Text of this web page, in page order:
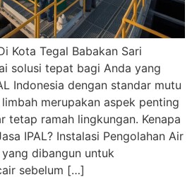
Kota Tegal Babakan Sari
solusi tepat bagi Anda yang
Indonesia dengan standar mutu
merupakan aspek penting
tetap ramah lingkungan. Kenapa
IPAL? Instalasi Pengolahan Air
dibangun untuk
sebelum […]